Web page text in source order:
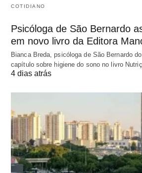
COTIDIANO
Psicóloga de São Bernardo
em novo livro da Editora
Bianca Breda, psicóloga de São Bernardo
capítulo sobre higiene do sono no livro
4 dias atrás